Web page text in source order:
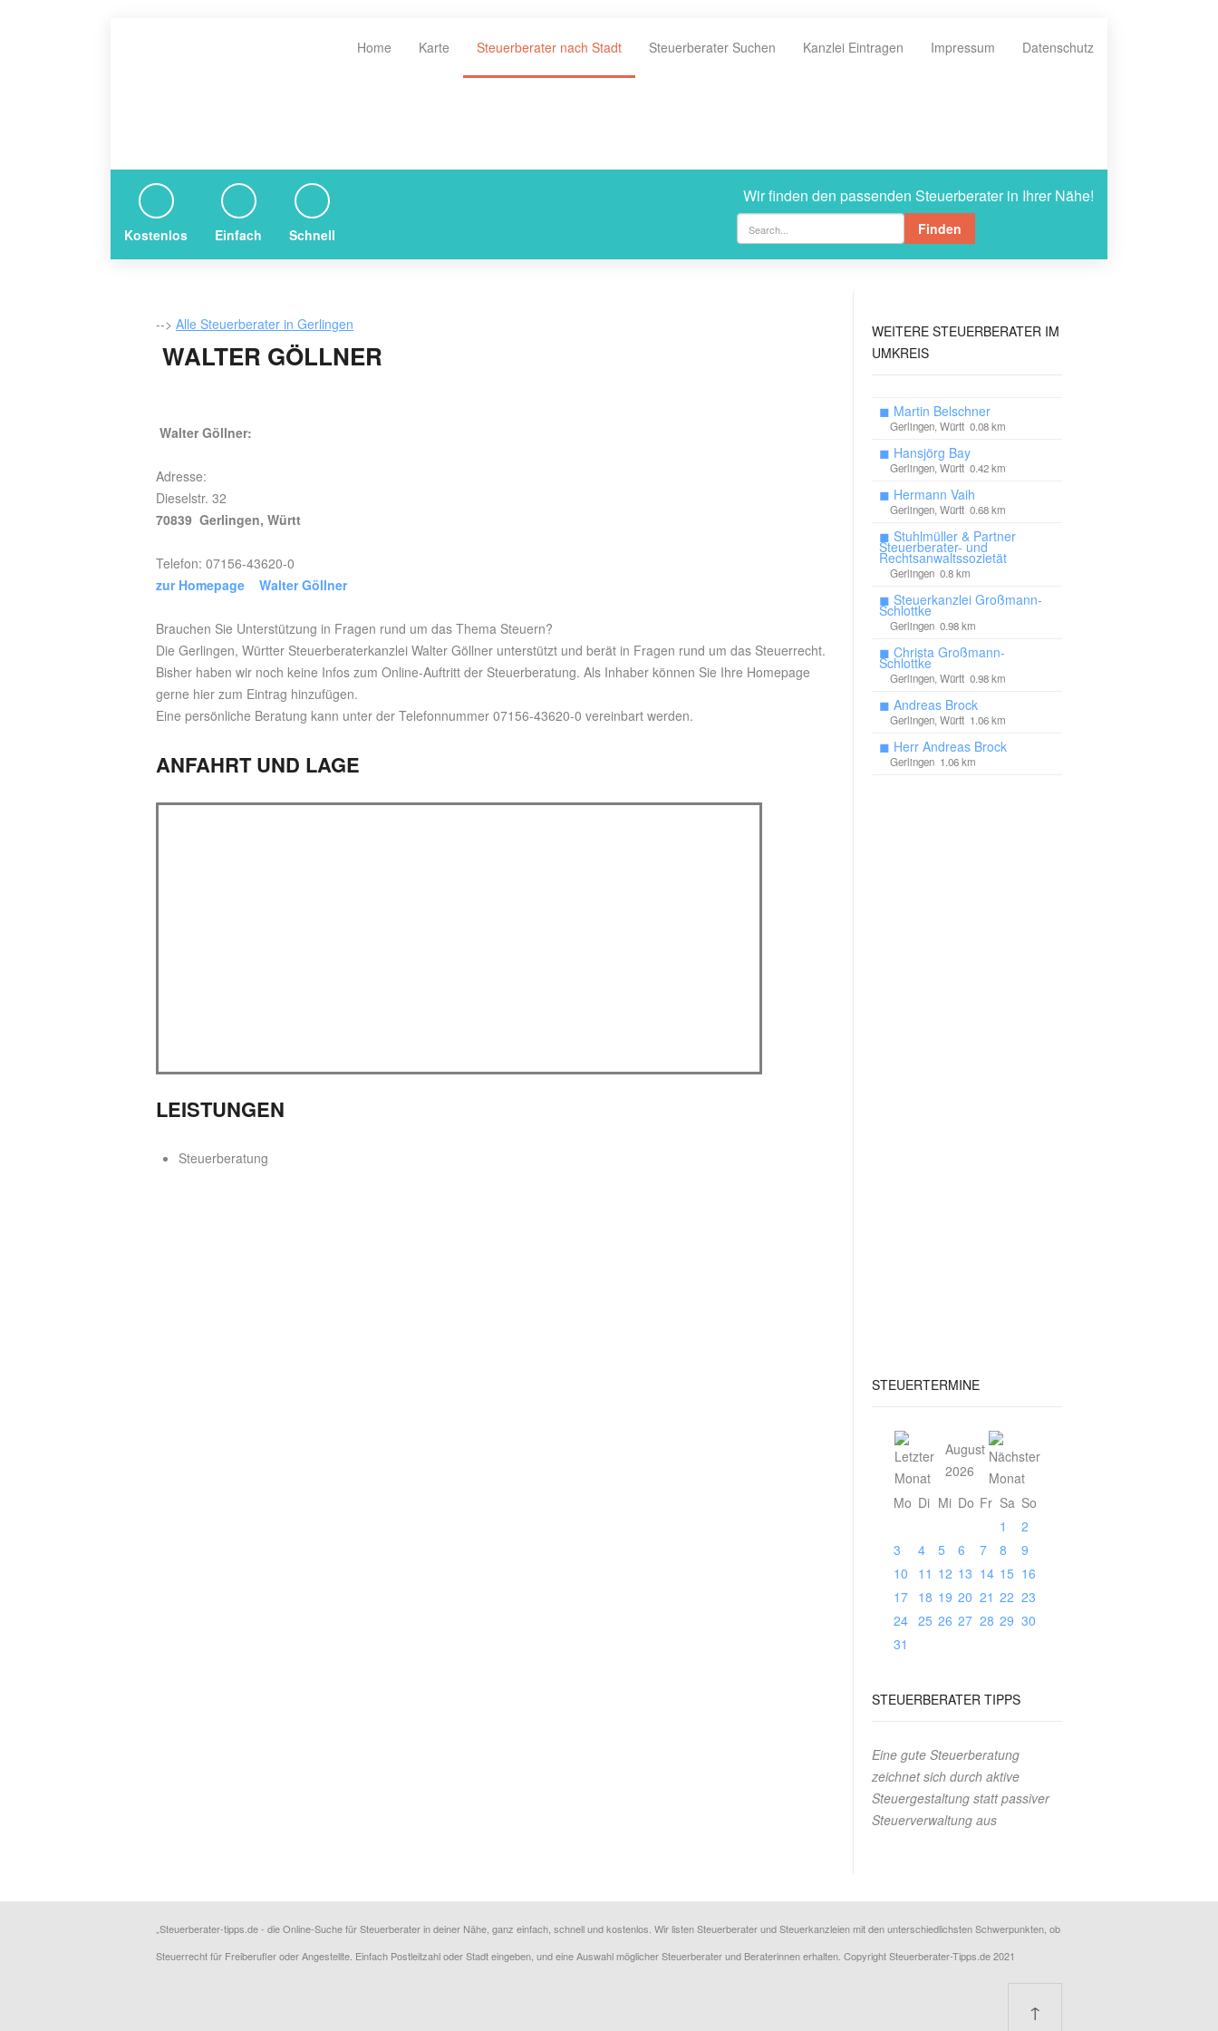
Home Karte Steuerberater nach Stadt Steuerberater Suchen Kanzlei Eintragen Impressum Datenschutz
Kostenlos Einfach Schnell
Wir finden den passenden Steuerberater in Ihrer Nähe!
Finden
--> Alle Steuerberater in Gerlingen
WALTER GÖLLNER
Walter Göllner:
Adresse:
Dieselstr. 32
70839 Gerlingen, Württ
Telefon: 07156-43620-0
zur Homepage Walter Göllner
Brauchen Sie Unterstützung in Fragen rund um das Thema Steuern?
Die Gerlingen, Württer Steuerberaterkanzlei Walter Göllner unterstützt und berät in Fragen rund um das Steuerrecht.
Bisher haben wir noch keine Infos zum Online-Auftritt der Steuerberatung. Als Inhaber können Sie Ihre Homepage
gerne hier zum Eintrag hinzufügen.
Eine persönliche Beratung kann unter der Telefonnummer 07156-43620-0 vereinbart werden.
ANFAHRT UND LAGE
LEISTUNGEN
Steuerberatung
WEITERE STEUERBERATER IM
UMKREIS
◼ Martin Belschner
Gerlingen, Württ 0.08 km
◼ Hansjörg Bay
Gerlingen, Württ 0.42 km
◼ Hermann Vaih
Gerlingen, Württ 0.68 km
◼ Stuhlmüller & Partner
Steuerberater- und
Rechtsanwaltssozietät
Gerlingen 0.8 km
◼ Steuerkanzlei Großmann-
Schlottke
Gerlingen 0.98 km
◼ Christa Großmann-
Schlottke
Gerlingen, Württ 0.98 km
◼ Andreas Brock
Gerlingen, Württ 1.06 km
◼ Herr Andreas Brock
Gerlingen 1.06 km
STEUERTERMINE
August
2026
Mo Di Mi Do Fr Sa So
1
2
3
4 5 6 7 8
9
10
11 12 13 14 15 16
17
18 19 20 21 22 23
24 25 26 27 28 29 30
31
STEUERBERATER TIPPS
Eine gute Steuerberatung
zeichnet sich durch aktive
Steuergestaltung statt passiver
Steuerverwaltung aus
„Steuerberater-tipps.de - die Online-Suche für Steuerberater in deiner Nähe, ganz einfach, schnell und kostenlos. Wir listen Steuerberater und Steuerkanzleien mit den unterschiedlichsten Schwerpunkten, ob
Steuerrecht für Freiberufler oder Angestellte. Einfach Postleitzahl oder Stadt eingeben, und eine Auswahl möglicher Steuerberater und Beraterinnen erhalten. Copyright Steuerberater-Tipps.de 2021
↑